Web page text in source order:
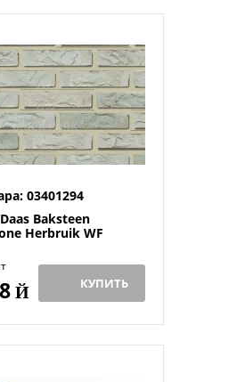
03401294
Baksteen
Herbruik WF
Й КУПИТЬ